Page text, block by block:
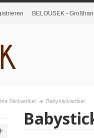
BELOUSEK -
Stickartikel Babystickartikel